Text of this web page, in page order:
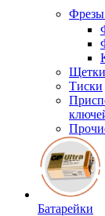
Фрезы
Щетки
Тиски
Батарейки